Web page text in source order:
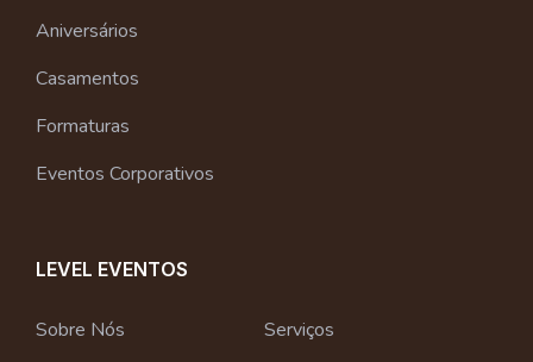
Aniversários
Casamentos
Formaturas
Eventos Corporativos
LEVEL EVENTOS
Sobre Nós
Serviços